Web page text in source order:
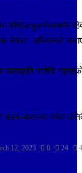
ओलाङचुङगोलासम्म
नेपाल’ अभियानले
कलाकृति नाशिंदै
पठन–पाठनमा समेत
12, 2023 0 24